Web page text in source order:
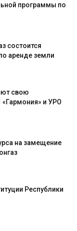
программы по
состоится
аренде земли
свою
и УРО
на замещение
Республики